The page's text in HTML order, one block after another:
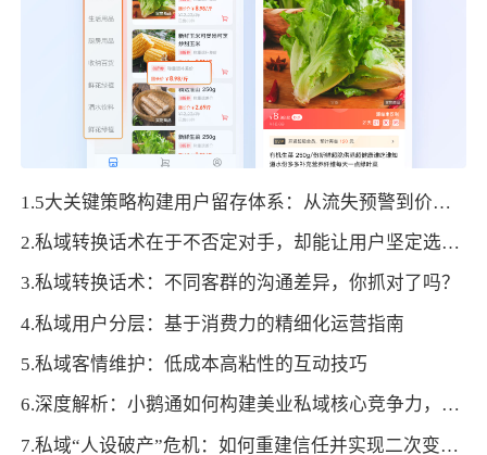
1.5大关键策略构建用户留存体系：从流失预警到价值转化的闭环设计
2.私域转换话术在于不否定对手，却能让用户坚定选择！
3.私域转换话术：不同客群的沟通差异，你抓对了吗？
4.私域用户分层：基于消费力的精细化运营指南
5.私域客情维护：低成本高粘性的互动技巧
6.深度解析：小鹅通如何构建美业私域核心竞争力，驱动业绩增长
7.私域“人设破产”危机：如何重建信任并实现二次变现？